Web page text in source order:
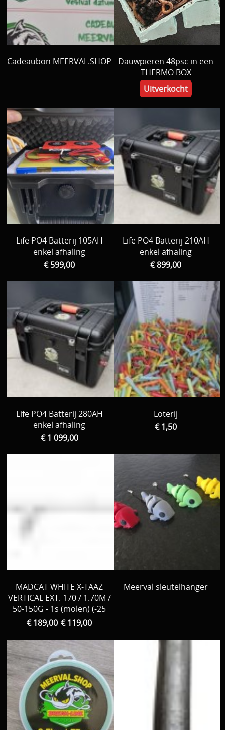
Cadeaubon MEERVAL.SHOP
Dauwpieren 48psc in een
THERMO BOX
Uitverkocht
Life PO4 Batterij 105AH
enkel afhaling
€ 599,00
Life PO4 Batterij 210AH
enkel afhaling
€ 899,00
Life PO4 Batterij 280AH
enkel afhaling
€ 1 099,00
Loterij
€ 1,50
MADCAT WHITE X-TAAZ
VERTICAL EXT. 170 / 1.70M /
50-150G - 1s (molen) (-25
€ 189,00 € 119,00
Meerval sleutelhanger